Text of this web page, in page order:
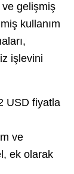
ve gelişmiş
kullanım
işlevini
USD fiyatla
ve
ek olarak